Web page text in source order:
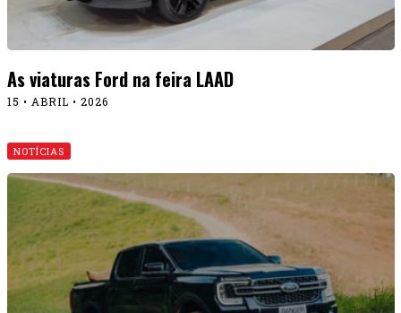
As viaturas Ford na feira LAAD
15 • ABRIL • 2026
NOTÍCIAS